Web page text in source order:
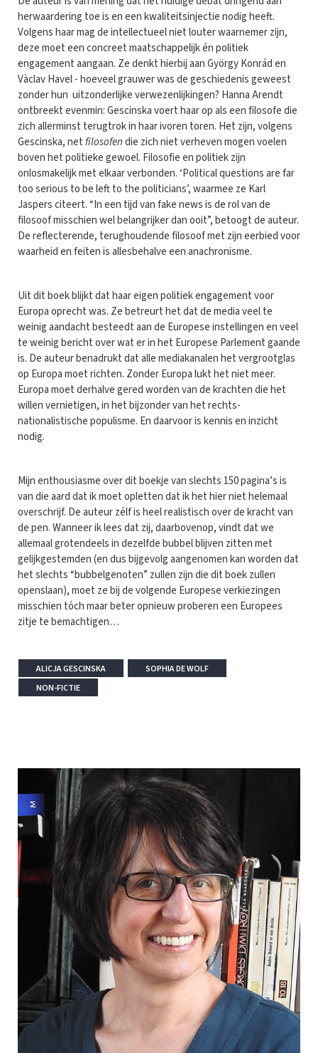
herwaardering toe is en een kwaliteitsinjectie nodig heeft.
Volgens haar mag de intellectueel niet louter waarnemer zijn,
deze moet een concreet maatschappelijk én politiek
engagement aangaan. Ze denkt hierbij aan György Konrád en
Vàclav Havel - hoeveel grauwer was de geschiedenis geweest
zonder hun uitzonderlijke verwezenlijkingen? Hanna Arendt
ontbreekt evenmin: Gescinska voert haar op als een filosofe die
zich allerminst terugtrok in haar ivoren toren. Het zijn, volgens
Gescinska, netfilosofendie zich niet verheven mogen voelen
boven het politieke gewoel. Filosofie en politiek zijn
onlosmakelijk met elkaar verbonden. ‘Political questions are far
too serious to be left to the politicians’, waarmee ze Karl
Jaspers citeert. “In een tijd van fake news is de rol van de
filosoof misschien wel belangrijker dan ooit”, betoogt de auteur.
De reflecterende, terughoudende filosoof met zijn eerbied voor
waarheid en feiten is allesbehalve een anachronisme.
Uit dit boek blijkt dat haar eigen politiek engagement voor
Europa oprecht was. Ze betreurt het dat de media veel te
weinig aandacht besteedt aan de Europese instellingen en veel
te weinig bericht over wat er in het Europese Parlement gaande
is. De auteur benadrukt dat alle mediakanalen het vergrootglas
op Europa moet richten. Zonder Europa lukt het niet meer.
Europa moet derhalve gered worden van de krachten die het
willen vernietigen, in het bijzonder van het rechts-
nationalistische populisme. En daarvoor is kennis en inzicht
nodig.
Mijn enthousiasme over dit boekje van slechts 150 pagina’s is
van die aard dat ik moet opletten dat ik het hier niet helemaal
overschrijf. De auteur zélf is heel realistisch over de kracht van
de pen. Wanneer ik lees dat zij, daarbovenop, vindt dat we
allemaal grotendeels in dezelfde bubbel blijven zitten met
gelijkgestemden (en dus bijgevolg aangenomen kan worden dat
het slechts “bubbelgenoten” zullen zijn die dit boek zullen
openslaan), moet ze bij de volgende Europese verkiezingen
misschien tóch maar beter opnieuw proberen een Europees
zitje te bemachtigen…
ALICJA GESCINSKA
SOPHIA DE WOLF
NON-FICTIE